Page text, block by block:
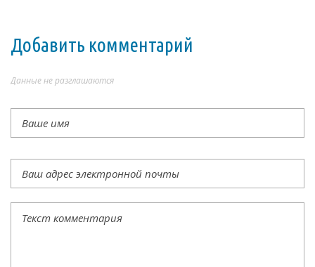
Добавить комментарий
Данные не разглашаются